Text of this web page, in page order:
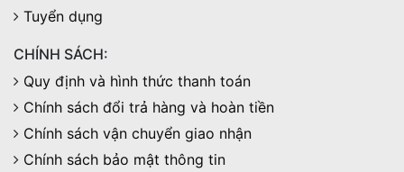
Tuyển dụng
CHÍNH SÁCH:
Quy định và hình thức thanh toán
Chính sách đổi trả hàng và hoàn tiền
Chính sách vận chuyển giao nhận
Chính sách bảo mật thông tin